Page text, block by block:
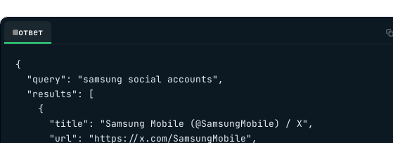
ответ
{
  "query": "samsung social accounts",
  "results": [
    {
      "title": "Samsung Mobile (@SamsungMobile) / X",
      "url": "https://x.com/SamsungMobile",